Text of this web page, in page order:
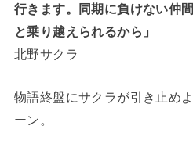
行きます。同期に負けない仲
と乗り越えられるから」
北野サクラ
物語終盤にサクラが引き止め
ーン。